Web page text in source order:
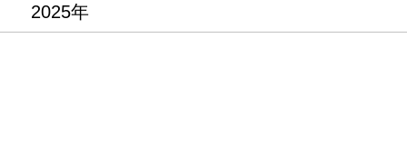
2025年